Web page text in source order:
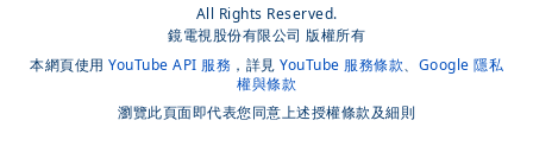
All Rights Reserved.
鏡電視股份有限公司 版權所有
本網頁使用 YouTube API 服務 ，詳見 YouTube 服務條款、 Google 隱私
權與條款
瀏覽此頁面即代表您同意上述授權條款及細則